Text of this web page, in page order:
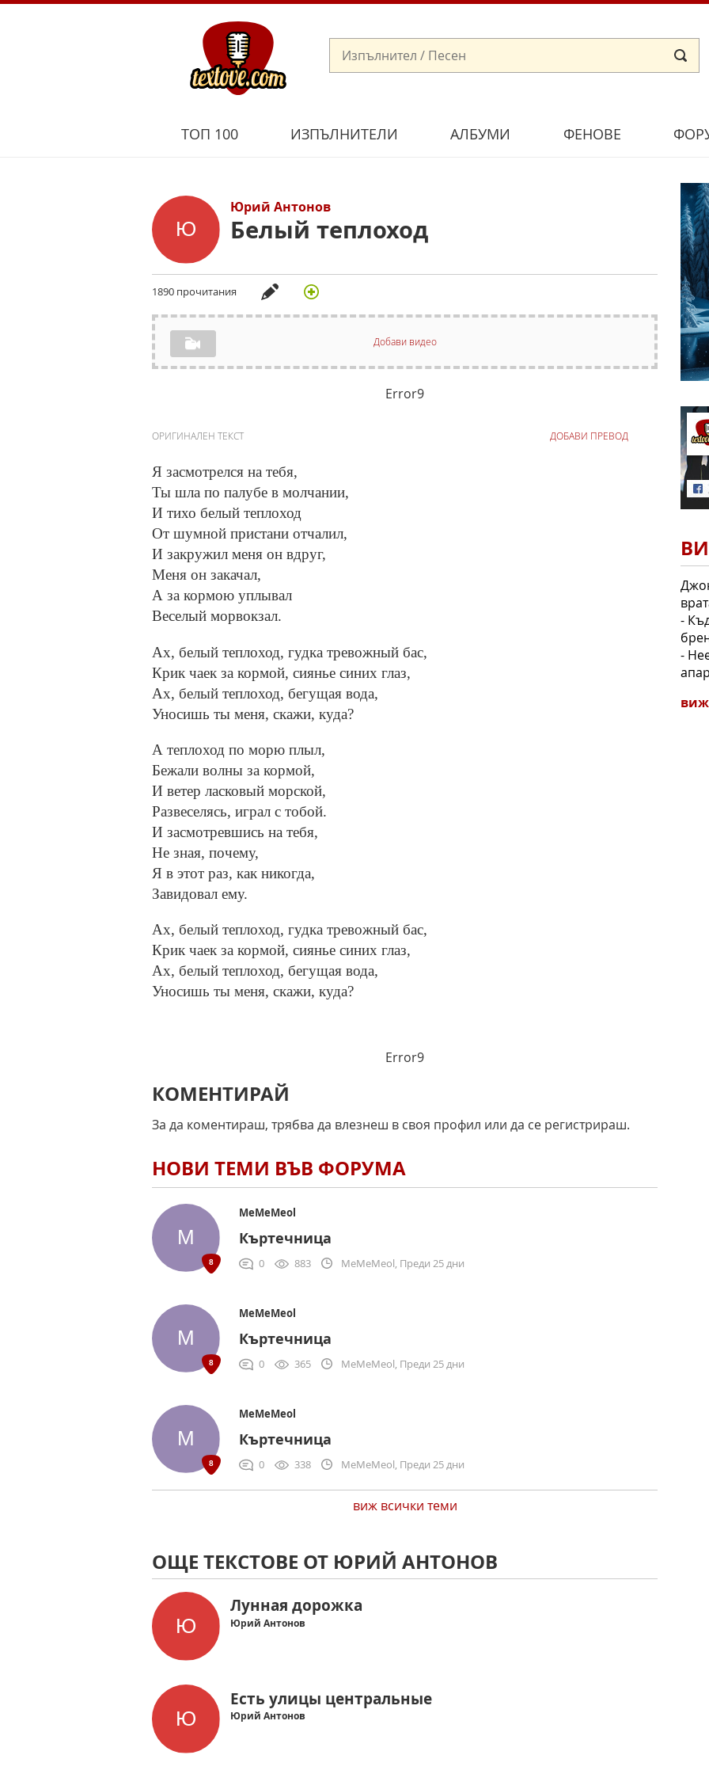
ТОП 100 ИЗПЪЛНИТЕЛИ АЛБУМИ ФЕНОВЕ
Юрий Антонов
Белый теплоход
1890 прочитания
Добави видео
Error9
ОРИГИНАЛЕН ТЕКСТ
Я засмотрелся на тебя,
Ты шла по палубе в молчании,
И тихо белый теплоход
От шумной пристани отчалил,
И закружил меня он вдруг,
Меня он закачал,
А за кормою уплывал
Веселый морвокзал.
Ах, белый теплоход, гудка тревожный бас,
Крик чаек за кормой, сиянье синих глаз,
Ах, белый теплоход, бегущая вода,
Уносишь ты меня, скажи, куда?
А теплоход по морю плыл,
Бежали волны за кормой,
И ветер ласковый морской,
Развеселясь, играл с тобой.
И засмотревшись на тебя,
Не зная, почему,
Я в этот раз, как никогда,
Завидовал ему.
Ах, белый теплоход, гудка тревожный бас,
Крик чаек за кормой, сиянье синих глаз,
Ах, белый теплоход, бегущая вода,
Уносишь ты меня, скажи, куда?
ДОБАВИ ПРЕВОД
Error9
КОМЕНТИРАЙ
За да коментираш, трябва да влезнеш в своя профил или да се регистрираш.
НОВИ ТЕМИ ВЪВ ФОРУМА
MeMeMeol
Къртечница
0 883 MeMeMeol, Преди 25 дни
MeMeMeol
Къртечница
0 365 MeMeMeol, Преди 25 дни
MeMeMeol
Къртечница
0 338 MeMeMeol, Преди 25 дни
виж всички теми
ОЩЕ ТЕКСТОВЕ ОТ ЮРИЙ АНТОНОВ
Лунная дорожка
Юрий Антонов
Есть улицы центpальные
Юрий Антонов
-
-